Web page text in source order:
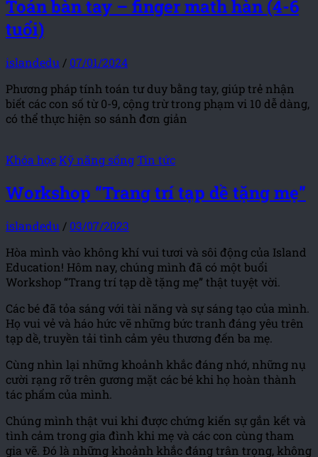
Toán bàn tay – finger math hàn (4-6
tuổi)
islandedu/ 07/01/2024
Phương pháp tính toán tư duy bằng tay, giúp trẻ nhận
biết các con số từ 0-9, cộng trừ trong phạm vi 10 dễ dàng,
có thể thực hiện so sánh đơn giản
Khóa họcKỹ năng sốngTin tức
Workshop “Trang trí tạp dề tặng mẹ”
islandedu / 03/07/2023
Hòa mình vào không khí vui tươi và sôi động của Island
Education! Hôm nay, chúng mình đã có một buổi
Workshop “Trang trí tạp dề tặng mẹ” thật tuyệt vời.
Các bé đã tỏa sáng với tài năng và sự sáng tạo của mình.
Họ vui vẻ và háo hức vẽ những bức tranh đáng yêu trên
tạp dề, truyền tải tình cảm yêu thương đến ba mẹ.
Cùng nhìn lại những khoảnh khắc đáng nhớ, những nụ
cười rạng rỡ trên gương mặt các bé khi họ hoàn thành
tác phẩm của mình.
Chúng mình thật vui khi được chứng kiến sự gắn kết và
tình cảm trong gia đình khi mẹ và các con cùng tham
gia vẽ. Đó là những khoảnh khắc đáng trân trọng, không